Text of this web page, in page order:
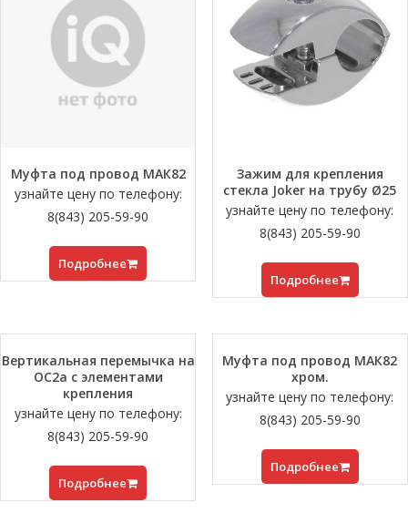
Муфта под провод МАК82
узнайте цену по телефону:
8(843) 205-59-90
Подробнее
Зажим для крепления
стекла Joker на трубу Ø25
узнайте цену по телефону:
8(843) 205-59-90
Подробнее
Вертикальная перемычка на
ОС2а с элементами
крепления
узнайте цену по телефону:
8(843) 205-59-90
Подробнее
Муфта под провод МАК82
хром.
узнайте цену по телефону:
8(843) 205-59-90
Подробнее